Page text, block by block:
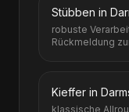
Stübben in
robuste
Rückmeldung
Kieffer in
klassische